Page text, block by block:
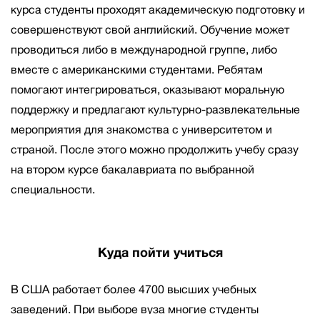
курса студенты проходят академическую подготовку и
совершенствуют свой английский. Обучение может
проводиться либо в международной группе, либо
вместе с американскими студентами. Ребятам
помогают интегрироваться, оказывают моральную
поддержку и предлагают культурно-развлекательные
мероприятия для знакомства с университетом и
страной. После этого можно продолжить учебу сразу
на втором курсе бакалавриата по выбранной
специальности.
Куда пойти учиться
В США работает более 4700 высших учебных
заведений. При выборе вуза многие студенты